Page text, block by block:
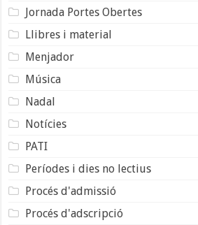
Jornada Portes Obertes
Llibres i material
Menjador
Música
Nadal
Notícies
PATI
Períodes i dies no lectius
Procés d'admissió
Procés d'adscripció